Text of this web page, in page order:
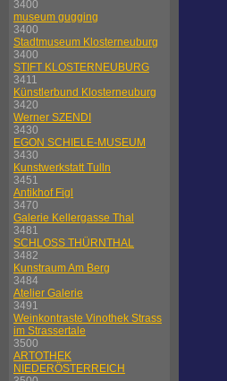
3400
museum gugging
3400
Stadtmuseum Klosterneuburg
3400
STIFT KLOSTERNEUBURG
3411
Künstlerbund Klosterneuburg
3420
Werner SZENDI
3430
EGON SCHIELE-MUSEUM
3430
Kunstwerkstatt Tulln
3451
Antikhof Figl
3470
Galerie Kellergasse Thal
3481
SCHLOSS THÜRNTHAL
3482
Kunstraum Am Berg
3484
Atelier Galerie
3491
Weinkontraste Vinothek Strass
im Strassertale
3500
ARTOTHEK
NIEDERÖSTERREICH